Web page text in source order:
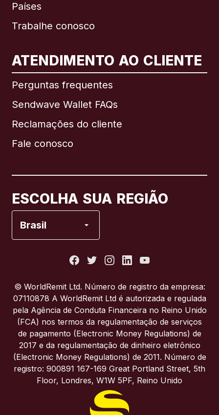
Países
Trabalhe conosco
ATENDIMENTO AO CLIENTE
Perguntas frequentes
Sendwave Wallet FAQs
Reclamações do cliente
Fale conosco
ESCOLHA SUA REGIÃO
Brasil
Internacional English
Brasil
Itália
Portugal
Reino Unido
© WorldRemit Ltd. Número de registro da empresa:
07110878 A WorldRemit Ltd é autorizada e regulada
pela Agência de Conduta Financeira no Reino Unido
(FCA) nos termos da regulamentação de serviços
de pagamento (Electronic Money Regulations) de
2017 e da regulamentação de dinheiro eletrônico
(Electronic Money Regulations) de 2011. Número de
registro: 900891 167-169 Great Portland Street, 5th
Floor, Londres, W1W 5PF, Reino Unido